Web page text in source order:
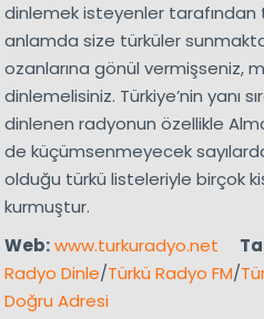
dinlemek isteyenler
anlamda size türküler
ozanlarına gönül vermişseniz,
dinlemelisiniz. Türkiye’nin yanı
dinlenen radyonun özellikle
de küçümsenmeyecek
olduğu türkü listeleriyle birçok
kurmuştur.
Web:www.turkuradyo.net
Radyo Dinle/Türkü Radyo FM/
Doğru Adresi